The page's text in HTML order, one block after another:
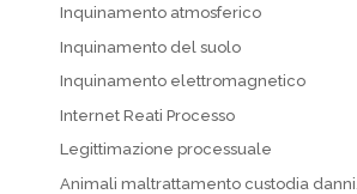
Inquinamento atmosferico
Inquinamento del suolo
Inquinamento elettromagnetico
Internet Reati Processo
Legittimazione processuale
Animali maltrattamento custodia danni…